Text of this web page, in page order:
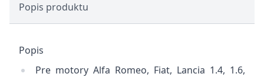
Popis produktu
Popis
Pre motory Alfa Romeo, Fiat, Lancia 1.4, 1.6,